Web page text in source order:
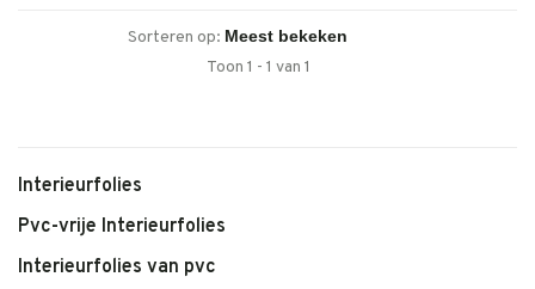
Sorteren op:
Toon 1 - 1 van 1
Interieurfolies
Pvc-vrije Interieurfolies
Interieurfolies van pvc